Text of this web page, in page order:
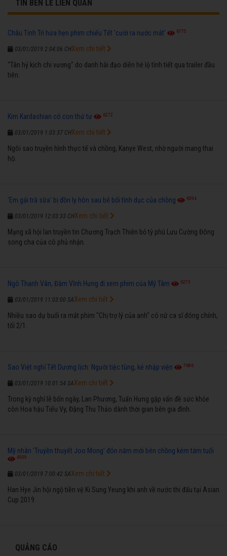
TIN BÊN LỀ LIÊN QUAN
Châu Tinh Trì hứa hẹn phim chiếu Tết 'cười ra nước mắt' 6775
03/01/2019 2:04:06 CH
"Tân hỷ kịch chi vương" do danh hài đạo diễn hé lộ tình tiết qua trailer đầu
tiên.
Xem chi tiết
Kim Kardashian có con thứ tư 6272
03/01/2019 1:03:37 CH
Ngôi sao truyền hình thực tế và chồng, Kanye West, nhờ người mang thai
hộ.
Xem chi tiết
'Em gái trà sữa' bị đồn ly hôn sau bê bối tình dục của chồng 6594
03/01/2019 12:03:33 CH
Mạng xã hội lan truyền tin Chương Trạch Thiên bỏ tỷ phú Lưu Cường Đông
song cha của cô phủ nhận.
Xem chi tiết
Ngô Thanh Vân, Đàm Vĩnh Hưng đi xem phim của Mỹ Tâm 6273
03/01/2019 11:03:00 SA
Nhiều sao dự buổi ra mắt phim "Chị trợ lý của anh" có nữ ca sĩ đóng chính,
tối 2/1.
Xem chi tiết
Sao Việt nghỉ Tết Dương lịch: Người tiệc tùng, kẻ nhập viện 7686
03/01/2019 10:01:54 SA
Trong kỳ nghỉ lễ bốn ngày, Lan Phương, Tuấn Hưng gặp vấn đề sức khỏe
còn Hoa hậu Tiểu Vy, Đặng Thu Thảo dành thời gian bên gia đình.
Xem chi tiết
Mỹ nhân 'Truyền thuyết Joo Mong' đón năm mới bên chồng kém tám tuổi
4509
03/01/2019 7:00:42 SA
Han Hye Jin hội ngộ tiền vệ Ki Sung Yeung khi anh về nước thi đấu tại Asian
Cup 2019.
Xem chi tiết
QUẢNG CÁO